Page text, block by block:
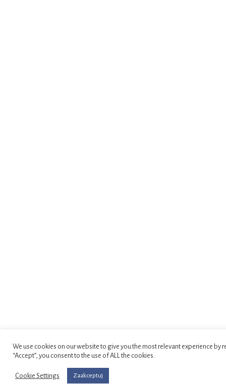
We use cookies on our website to give you the most relevant experience
“Accept”, you consent to the use of ALL the cookies.
Cookie Settings Zaakceptuj